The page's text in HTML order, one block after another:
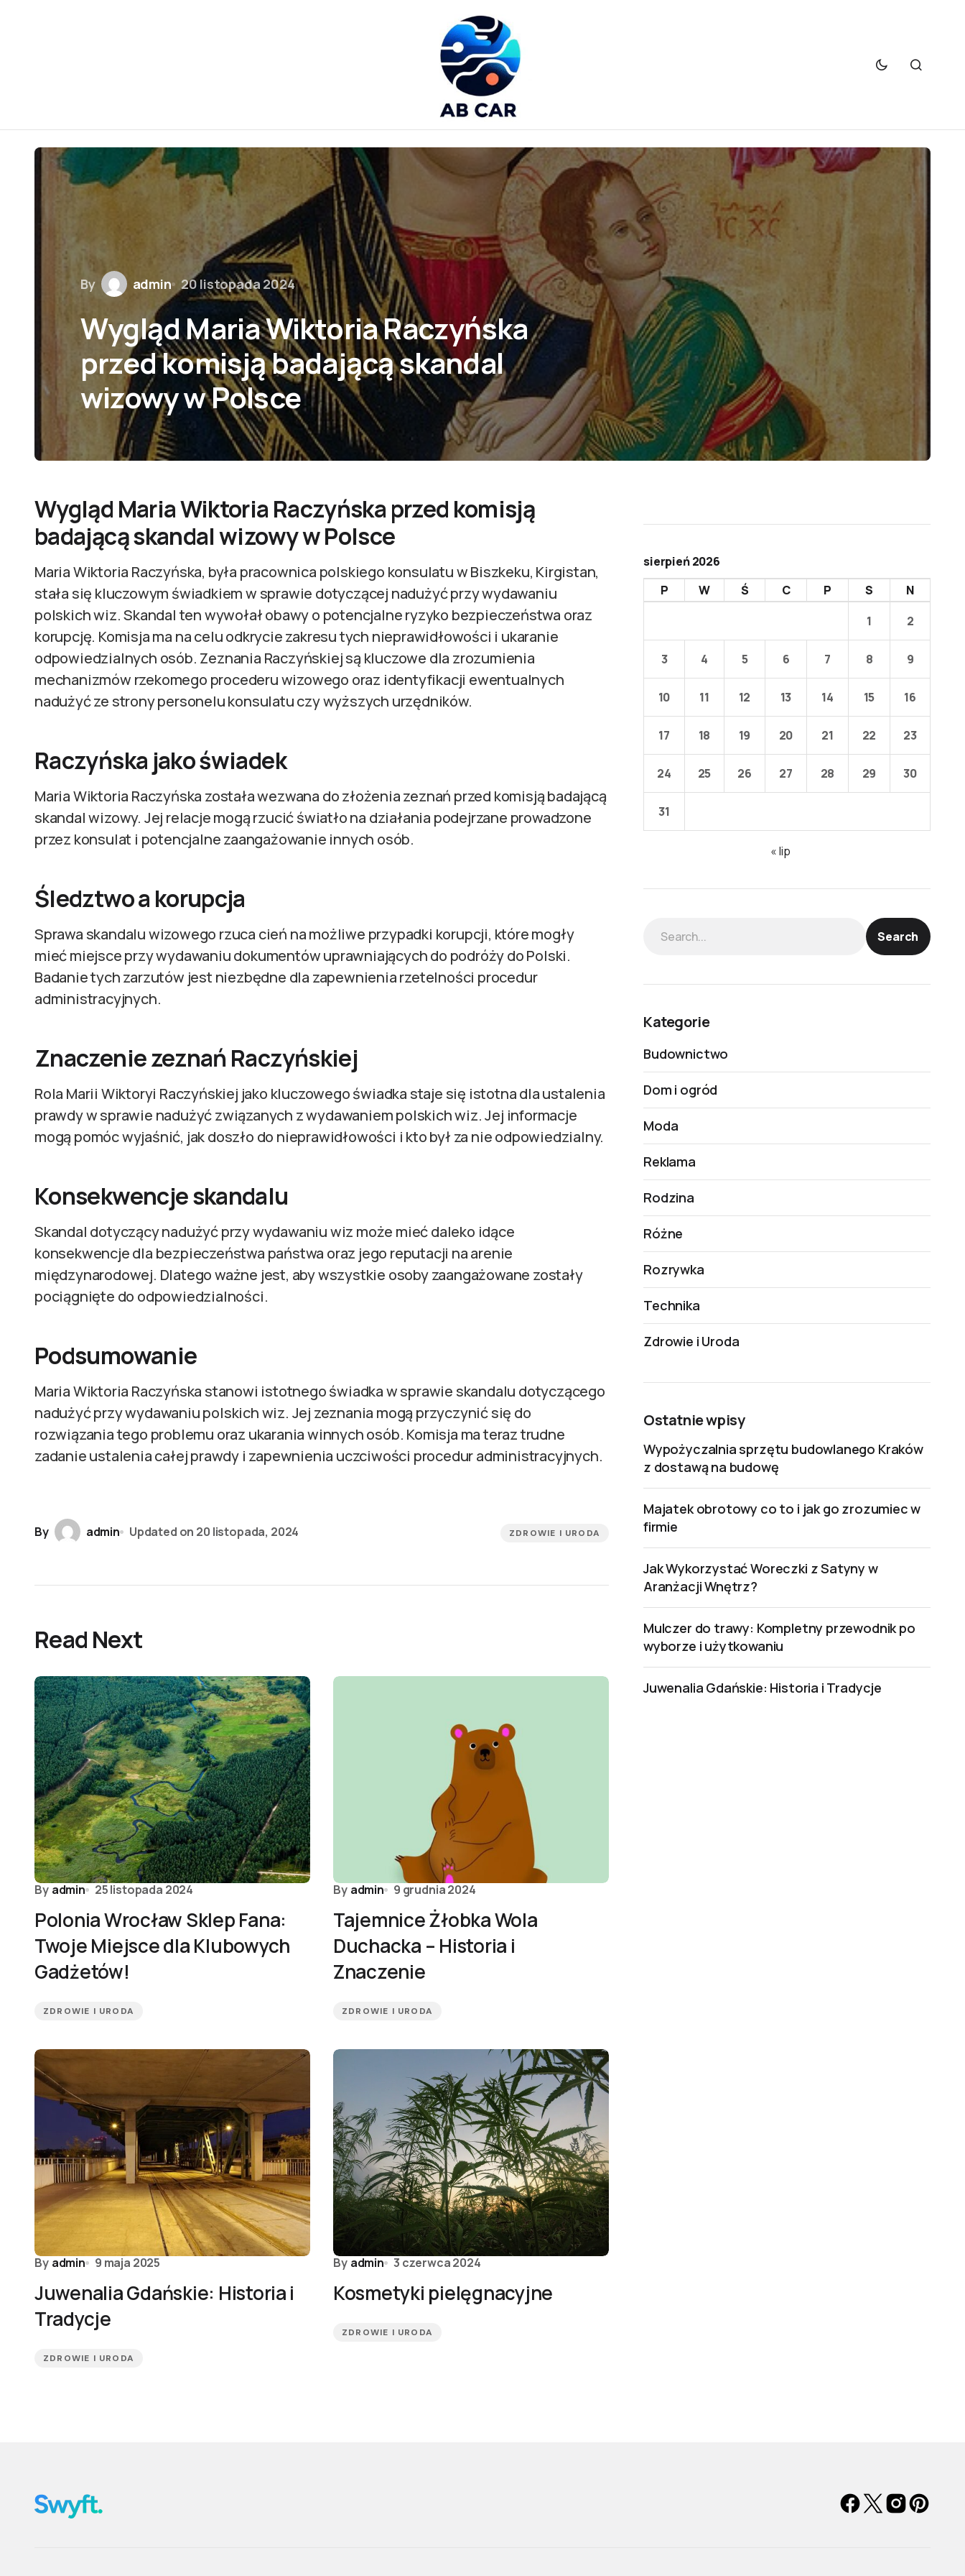
By admin 20 listopada 2024
Wygląd Maria Wiktoria Raczyńska
przed komisją badającą skandal
wizowy w Polsce
Wygląd Maria Wiktoria Raczyńska przed komisją
badającą skandal wizowy w Polsce
Maria Wiktoria Raczyńska, była pracownica polskiego konsulatu w Biszkeku, Kirgistan,
stała się kluczowym świadkiem w sprawie dotyczącej nadużyć przy wydawaniu
polskich wiz. Skandal ten wywołał obawy o potencjalne ryzyko bezpieczeństwa oraz
korupcję. Komisja ma na celu odkrycie zakresu tych nieprawidłowości i ukaranie
odpowiedzialnych osób. Zeznania Raczyńskiej są kluczowe dla zrozumienia
mechanizmów rzekomego procederu wizowego oraz identyfikacji ewentualnych
nadużyć ze strony personelu konsulatu czy wyższych urzędników.
Raczyńska jako świadek
Maria Wiktoria Raczyńska została wezwana do złożenia zeznań przed komisją badającą
skandal wizowy. Jej relacje mogą rzucić światło na działania podejrzane prowadzone
przez konsulat i potencjalne zaangażowanie innych osób.
Śledztwo a korupcja
Sprawa skandalu wizowego rzuca cień na możliwe przypadki korupcji, które mogły
mieć miejsce przy wydawaniu dokumentów uprawniających do podróży do Polski.
Badanie tych zarzutów jest niezbędne dla zapewnienia rzetelności procedur
administracyjnych.
Znaczenie zeznań Raczyńskiej
Rola Marii Wiktoryi Raczyńskiej jako kluczowego świadka staje się istotna dla ustalenia
prawdy w sprawie nadużyć związanych z wydawaniem polskich wiz. Jej informacje
mogą pomóc wyjaśnić, jak doszło do nieprawidłowości i kto był za nie odpowiedzialny.
Konsekwencje skandalu
Skandal dotyczący nadużyć przy wydawaniu wiz może mieć daleko idące
konsekwencje dla bezpieczeństwa państwa oraz jego reputacji na arenie
międzynarodowej. Dlatego ważne jest, aby wszystkie osoby zaangażowane zostały
pociągnięte do odpowiedzialności.
Podsumowanie
Maria Wiktoria Raczyńska stanowi istotnego świadka w sprawie skandalu dotyczącego
nadużyć przy wydawaniu polskich wiz. Jej zeznania mogą przyczynić się do
rozwiązania tego problemu oraz ukarania winnych osób. Komisja ma teraz trudne
zadanie ustalenia całej prawdy i zapewnienia uczciwości procedur administracyjnych.
By admin Updated on 20 listopada, 2024 ZDROWIE I URODA
Read Next
By admin 25 listopada 2024
Polonia Wrocław Sklep Fana:
Twoje Miejsce dla Klubowych
Gadżetów!
ZDROWIE I URODA
By admin 9 grudnia 2024
Tajemnice Żłobka Wola
Duchacka – Historia i
Znaczenie
ZDROWIE I URODA
By admin 9 maja 2025
Juwenalia Gdańskie: Historia i
Tradycje
ZDROWIE I URODA
By admin 3 czerwca 2024
Kosmetyki pielęgnacyjne
ZDROWIE I URODA
sierpień 2026
P
W Ś C P S
N
1
2
3 4 5 6 7 8 9
10 11 12 13 14 15 16
17 18 19 20 21 22 23
24 25 26 27 28 29 30
31
« lip
Search
Kategorie
Budownictwo
Dom i ogród
Moda
Reklama
Rodzina
Różne
Rozrywka
Technika
Zdrowie i Uroda
Ostatnie wpisy
Wypożyczalnia sprzętu budowlanego Kraków
z dostawą na budowę
Majatek obrotowy co to i jak go zrozumiec w
firmie
Jak Wykorzystać Woreczki z Satyny w
Aranżacji Wnętrz?
Mulczer do trawy: Kompletny przewodnik po
wyborze i użytkowaniu
Juwenalia Gdańskie: Historia i Tradycje